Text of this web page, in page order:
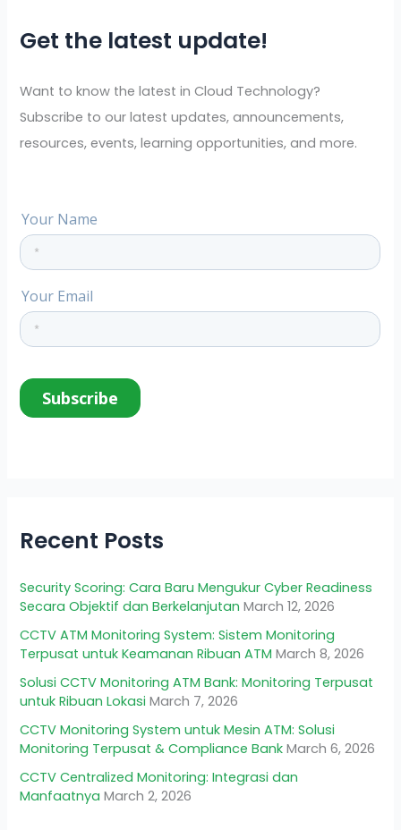
c
f
o
r
Get the latest update!
Want to know the latest in Cloud Technology?
Subscribe to our latest updates, announcements,
resources, events, learning opportunities, and more.
Recent Posts
Security Scoring: Cara Baru Mengukur Cyber Readiness
Secara Objektif dan Berkelanjutan March 12, 2026
CCTV ATM Monitoring System: Sistem Monitoring
Terpusat untuk Keamanan Ribuan ATM March 8, 2026
Solusi CCTV Monitoring ATM Bank: Monitoring Terpusat
untuk Ribuan Lokasi March 7, 2026
CCTV Monitoring System untuk Mesin ATM: Solusi
Monitoring Terpusat & Compliance Bank March 6, 2026
CCTV Centralized Monitoring: Integrasi dan
Manfaatnya March 2, 2026